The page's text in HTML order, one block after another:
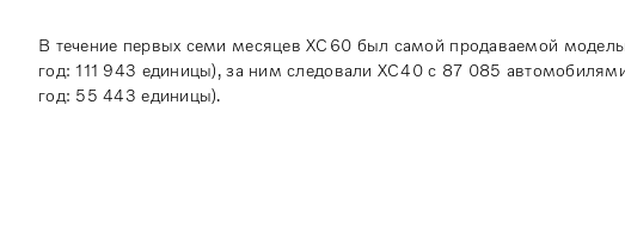
В течение первых семи месяцев XC60 был самой продаваемой
год: 111 943 единицы), за ним следовали XC40 с 87 085
год: 55 443 единицы).